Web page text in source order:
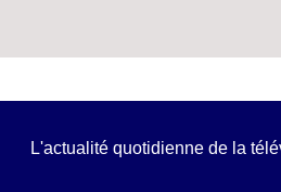
L'actualité quotidienne de la